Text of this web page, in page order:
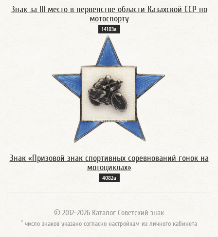
Знак за III место в первенстве области Казахской ССР по
мотоспорту
14183а
Знак «Призовой знак спортивных соревнований гонок на
мотоциклах»
4082а
© 2012-2026 Каталог Советский знак
* число знаков указано согласно настройкам из личного кабинета